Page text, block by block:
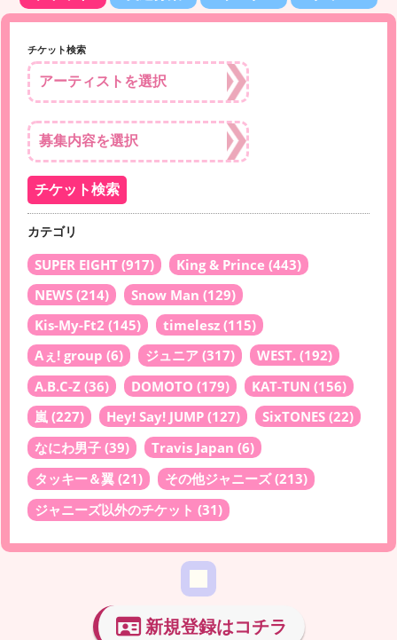
チケット検索
カテゴリ
SUPER EIGHT (917) King & Prince (443)
NEWS (214) Snow Man (129)
Kis-My-Ft2 (145) timelesz (115)
Aぇ! group (6) ジュニア (317) WEST. (192)
A.B.C-Z (36) DOMOTO (179) KAT-TUN (156)
嵐 (227) Hey! Say! JUMP (127) SixTONES (22)
なにわ男子 (39) Travis Japan (6)
タッキー＆翼 (21) その他ジャニーズ(213)
ジャニーズ以外のチケット (31)
新規登録はコチラ